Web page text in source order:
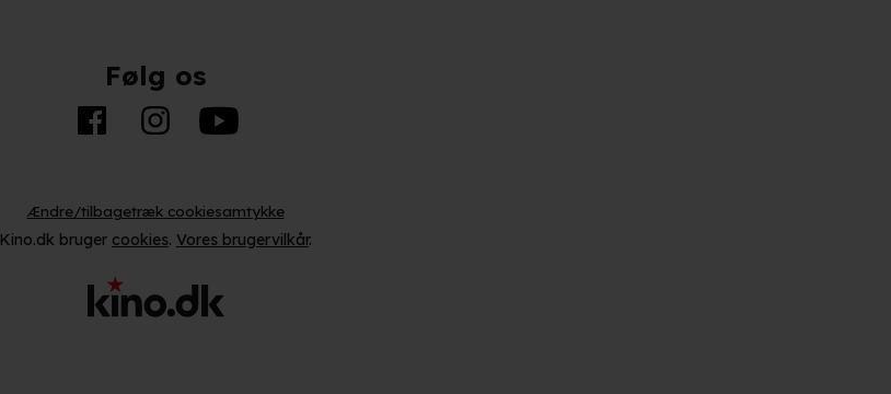
Følg os
Ændre/tilbagetræk cookiesamtykke
Kino.dk bruger cookies. Vores brugervilkår.